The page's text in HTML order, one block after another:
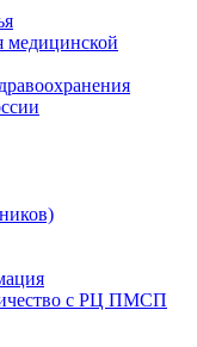
медицинской
с РЦ ПМСП